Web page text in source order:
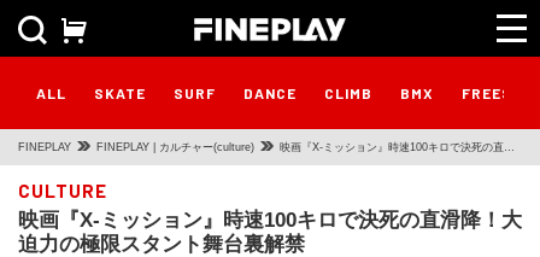
ALL SKATE SURF DANCE CLIMB BMX
FINEPLAY FINEPLAY | カルチャー(culture) 映画『X-ミッション』時速100キロで決死の直滑
CULTURE
映画『X-ミッション』時速100キロで決死の直滑降！大
迫力の極限スタント舞台裏解禁